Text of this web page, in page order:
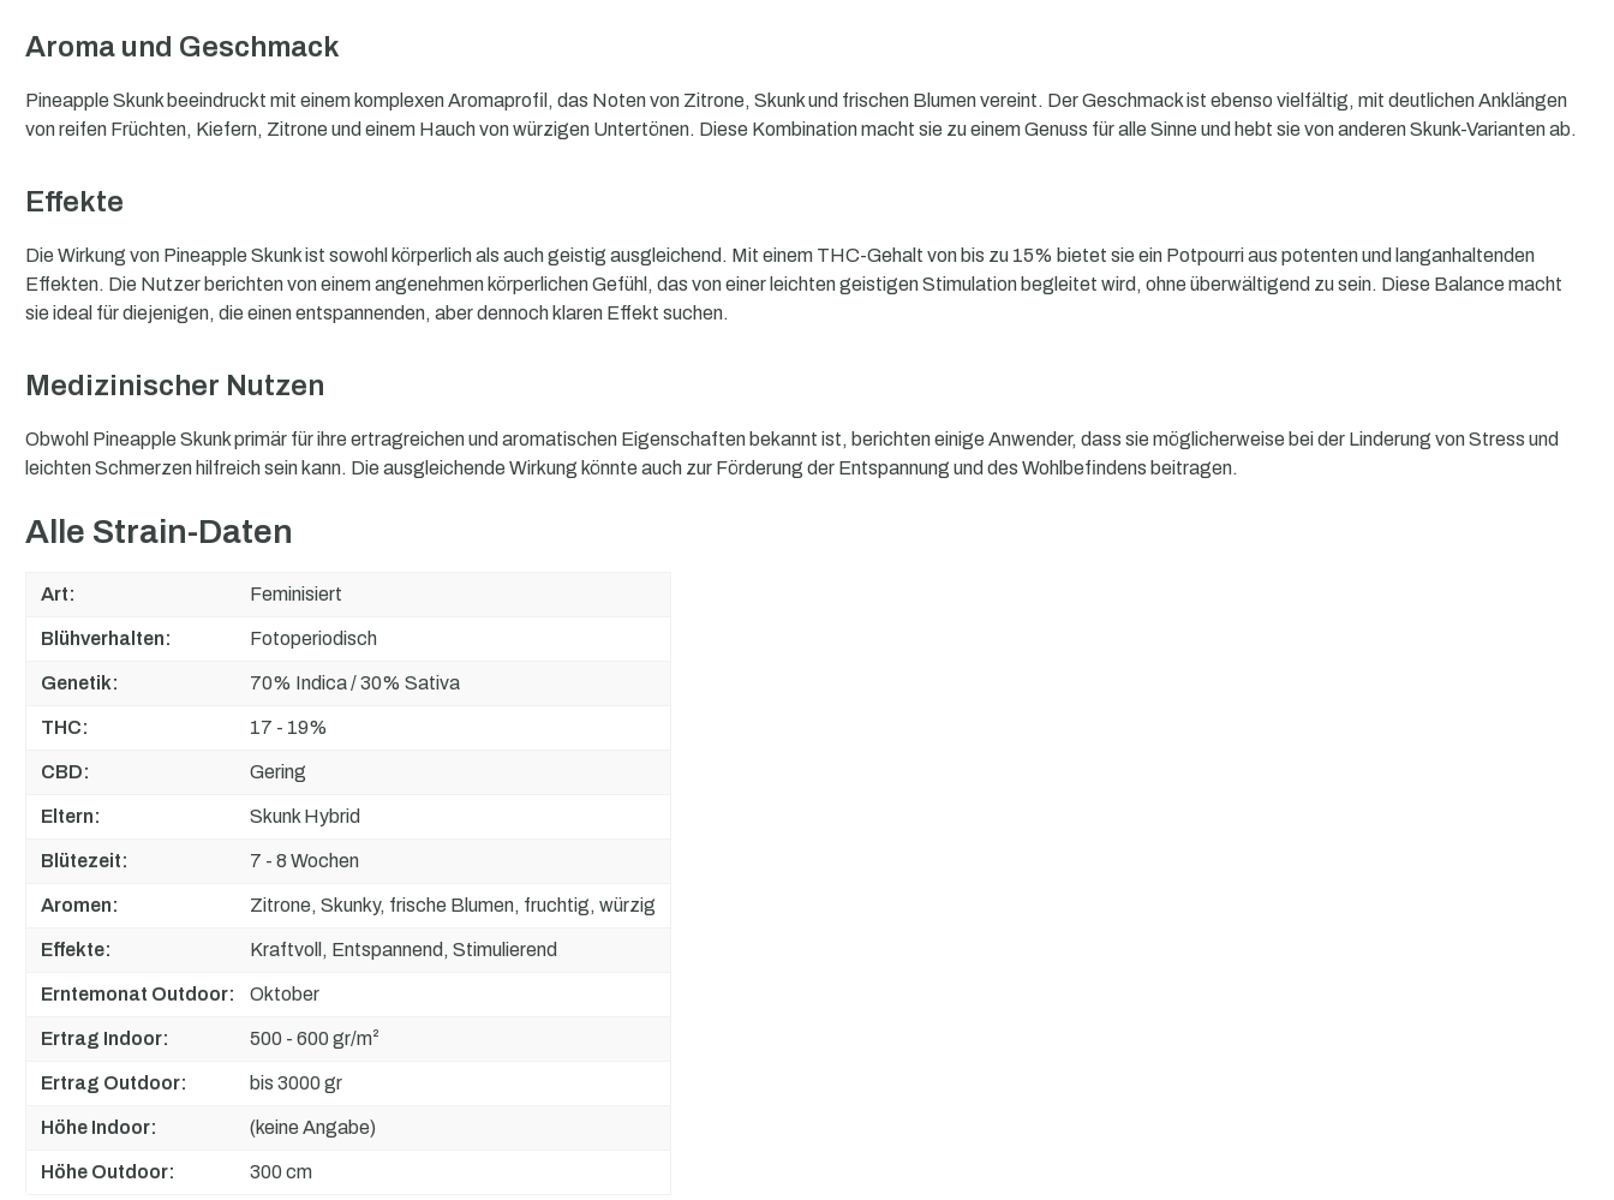
Aroma und Geschmack
Pineapple Skunk beeindruckt mit einem komplexen Aromaprofil, das Noten von Zitrone, Skunk und frischen Blumen vereint. Der Geschmack ist ebenso vielfältig, mit deutlichen Anklängen
von reifen Früchten, Kiefern, Zitrone und einem Hauch von würzigen Untertönen. Diese Kombination macht sie zu einem Genuss für alle Sinne und hebt sie von anderen Skunk-Varianten ab.
Effekte
Die Wirkung von Pineapple Skunk ist sowohl körperlich als auch geistig ausgleichend. Mit einem THC-Gehalt von bis zu 15% bietet sie ein Potpourri aus potenten und langanhaltenden
Effekten. Die Nutzer berichten von einem angenehmen körperlichen Gefühl, das von einer leichten geistigen Stimulation begleitet wird, ohne überwältigend zu sein. Diese Balance macht
sie ideal für diejenigen, die einen entspannenden, aber dennoch klaren Effekt suchen.
Medizinischer Nutzen
Obwohl Pineapple Skunk primär für ihre ertragreichen und aromatischen Eigenschaften bekannt ist, berichten einige Anwender, dass sie möglicherweise bei der Linderung von Stress und
leichten Schmerzen hilfreich sein kann. Die ausgleichende Wirkung könnte auch zur Förderung der Entspannung und des Wohlbefindens beitragen.
Alle Strain-Daten
Art: Feminisiert
Blühverhalten: Fotoperiodisch
Genetik: 70% Indica / 30% Sativa
THC: 17 - 19%
CBD: Gering
Eltern: Skunk Hybrid
Blütezeit: 7 - 8 Wochen
Aromen: Zitrone, Skunky, frische Blumen, fruchtig, würzig
Effekte: Kraftvoll, Entspannend, Stimulierend
Erntemonat Outdoor: Oktober
Ertrag Indoor: 500 - 600 gr/m²
Ertrag Outdoor: bis 3000 gr
Höhe Indoor: (keine Angabe)
Höhe Outdoor: 300 cm